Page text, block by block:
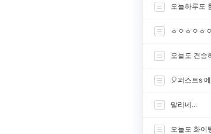
오늘하루도
ㅎㅇㅎㅇㅎㅇ
오늘도 건승
🎈퍼스트s
말리네...
오늘도 화이